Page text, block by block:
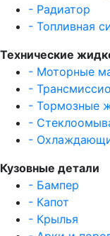
- Радиатор
- Топливная
Технические
- Моторные
-
- Тормозные
-
-
Кузовные детали
- Бампер
- Капот
- Крылья